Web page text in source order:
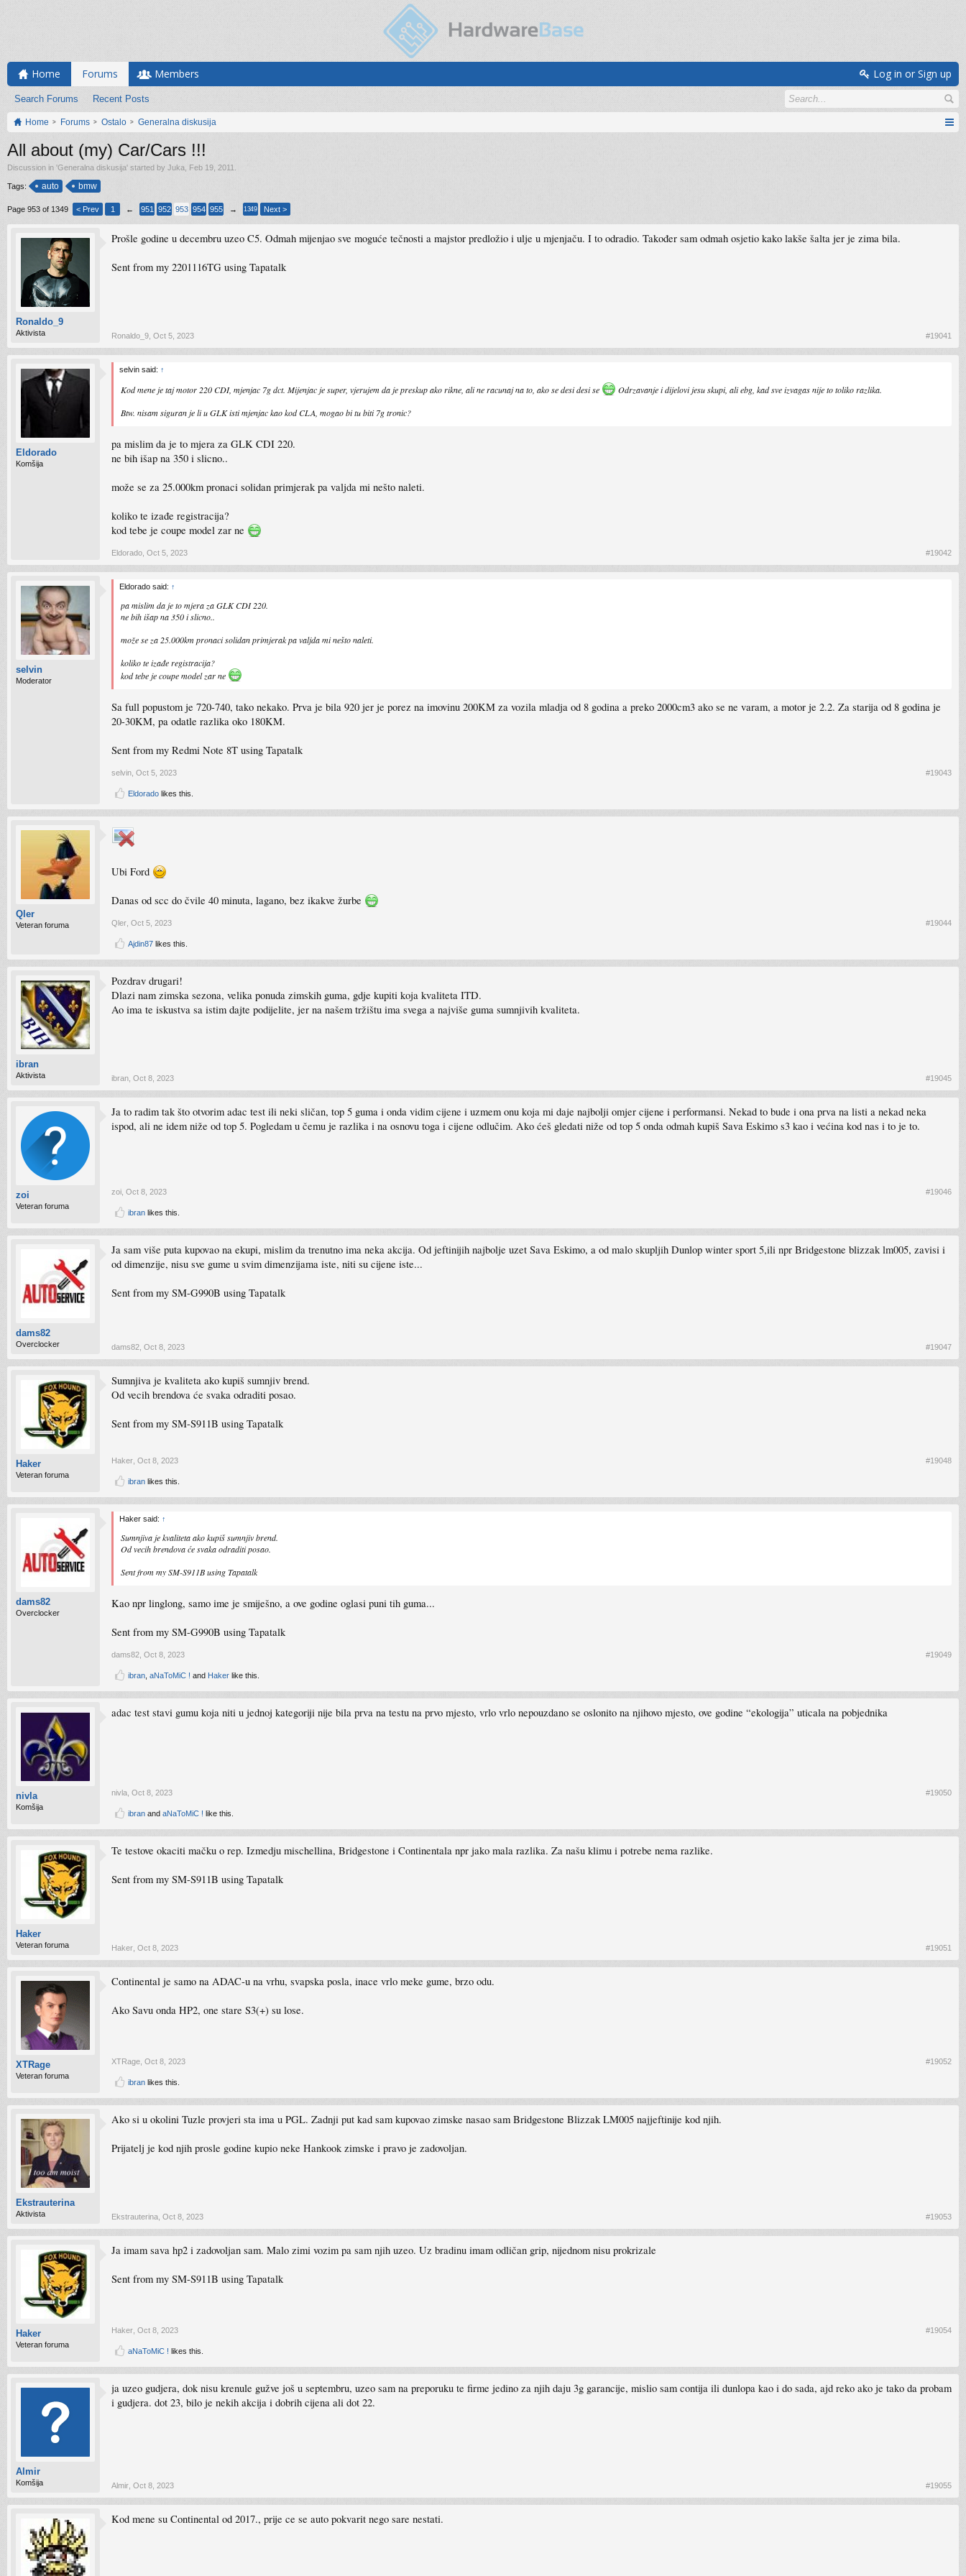
Home Forums
Search Forums Recent Posts
Members Log in or Sign up
Home Forums Ostalo Generalna diskusija
All about (my) Car/Cars !!!
Discussion in 'Generalna diskusija' started by Juka Feb 19, 2011
Tags: auto bmw
Page 953 of 1349 < Prev 1 ← 951 952 953 954 955 → 1349 Next >
Ronaldo_9
Aktivista
Prošle godine u decembru uzeo C5. Odmah mijenjao sve moguće tečnosti a majstor predložio i ulje u mjenjaču. I to odradio. Također sam odmah osjetio kako lakše šalta jer je zima bila.
Sent from my 2201116TG using Tapatalk
Ronaldo_9 Oct 5, 2023 #19041
Eldorado
Komšija
selvin said: ↑
Kod mene je taj motor 220 CDI, mjenjac 7g dct. Mijenjac je super, vjerujem da je preskup ako rikne, ali ne racunaj na to, ako se desi desi se
Odrzavanje i dijelovi jesu skupi, ali ebg, kad sve izvagas nije to toliko razlika.
Btw. nisam siguran je li u GLK isti mjenjac kao kod CLA, mogao bi tu biti 7g tronic?
pa mislim da je to mjera za GLK CDI 220.
ne bih išap na 350 i slicno..
može se za 25.000km pronaci solidan primjerak pa valjda mi nešto naleti.
koliko te izađe registracija?
kod tebe je coupe model zar ne
Eldorado Oct 5, 2023 #19042
selvin
Moderator
Eldorado said: ↑
pa mislim da je to mjera za GLK CDI 220.
ne bih išap na 350 i slicno..
može se za 25.000km pronaci solidan primjerak pa valjda mi nešto naleti.
koliko te izađe registracija?
kod tebe je coupe model zar ne
Sa full popustom je 720-740, tako nekako. Prva je bila 920 jer je porez na imovinu 200KM za vozila mladja od 8 godina a preko 2000cm3 ako se ne varam, a motor je 2.2. Za starija od 8 godina je
20-30KM, pa odatle razlika oko 180KM.
Sent from my Redmi Note 8T using Tapatalk
selvin Oct 5, 2023 #19043
Eldorado likes this.
Qler
Veteran foruma
Ubi Ford
Danas od scc do čvile 40 minuta, lagano, bez ikakve žurbe
Qler Oct 5, 2023 #19044
Ajdin87 likes this.
ibran
Aktivista
Pozdrav drugari!
Dlazi nam zimska sezona, velika ponuda zimskih guma, gdje kupiti koja kvaliteta ITD.
Ao ima te iskustva sa istim dajte podijelite, jer na našem tržištu ima svega a najviše guma sumnjivih kvaliteta.
ibran Oct 8, 2023 #19045
zoi
Veteran foruma
Ja to radim tak što otvorim adac test ili neki sličan, top 5 guma i onda vidim cijene i uzmem onu koja mi daje najbolji omjer cijene i performansi. Nekad to bude i ona prva na listi a nekad neka
ispod, ali ne idem niže od top 5. Pogledam u čemu je razlika i na osnovu toga i cijene odlučim. Ako ćeš gledati niže od top 5 onda odmah kupiš Sava Eskimo s3 kao i većina kod nas i to je to.
zoi Oct 8, 2023 #19046
ibran likes this.
dams82
Overclocker
Ja sam više puta kupovao na ekupi, mislim da trenutno ima neka akcija. Od jeftinijih najbolje uzet Sava Eskimo, a od malo skupljih Dunlop winter sport 5,ili npr Bridgestone blizzak lm005, zavisi i
od dimenzije, nisu sve gume u svim dimenzijama iste, niti su cijene iste...
Sent from my SM-G990B using Tapatalk
dams82 Oct 8, 2023 #19047
Haker
Veteran foruma
Sumnjiva je kvaliteta ako kupiš sumnjiv brend.
Od vecih brendova će svaka odraditi posao.
Sent from my SM-S911B using Tapatalk
Haker Oct 8, 2023 #19048
ibran likes this.
dams82
Overclocker
Haker said: ↑
Sumnjiva je kvaliteta ako kupiš sumnjiv brend.
Od vecih brendova će svaka odraditi posao.
Sent from my SM-S911B using Tapatalk
Kao npr linglong, samo ime je smiješno, a ove godine oglasi puni tih guma...
Sent from my SM-G990B using Tapatalk
dams82 Oct 8, 2023 #19049
ibran aNaToMiC ! and Haker like this.
nivla
Komšija
adac test stavi gumu koja niti u jednoj kategoriji nije bila prva na testu na prvo mjesto, vrlo vrlo nepouzdano se oslonito na njihovo mjesto, ove godine “ekologija” uticala na pobjednika
nivla Oct 8, 2023 #19050
ibran and aNaToMiC ! like this.
Haker
Veteran foruma
Te testove okaciti mačku o rep. Izmedju mischellina, Bridgestone i Continentala npr jako mala razlika. Za našu klimu i potrebe nema razlike.
Sent from my SM-S911B using Tapatalk
Haker Oct 8, 2023 #19051
XTRage
Veteran foruma
Continental je samo na ADAC-u na vrhu, svapska posla, inace vrlo meke gume, brzo odu.
Ako Savu onda HP2, one stare S3(+) su lose.
XTRage Oct 8, 2023 #19052
ibran likes this.
Ekstrauterina
Aktivista
Ako si u okolini Tuzle provjeri sta ima u PGL. Zadnji put kad sam kupovao zimske nasao sam Bridgestone Blizzak LM005 najjeftinije kod njih.
Prijatelj je kod njih prosle godine kupio neke Hankook zimske i pravo je zadovoljan.
Ekstrauterina Oct 8, 2023 #19053
Haker
Veteran foruma
Ja imam sava hp2 i zadovoljan sam. Malo zimi vozim pa sam njih uzeo. Uz bradinu imam odličan grip, nijednom nisu prokrizale
Sent from my SM-S911B using Tapatalk
Haker Oct 8, 2023 #19054
aNaToMiC ! likes this.
Almir
Komšija
ja uzeo gudjera, dok nisu krenule gužve još u septembru, uzeo sam na preporuku te firme jedino za njih daju 3g garancije, mislio sam contija ili dunlopa kao i do sada, ajd reko ako je tako da probam
i gudjera. dot 23, bilo je nekih akcija i dobrih cijena ali dot 22.
Almir Oct 8, 2023 #19055
Kod mene su Continental od 2017., prije ce se auto pokvarit nego sare nestati.